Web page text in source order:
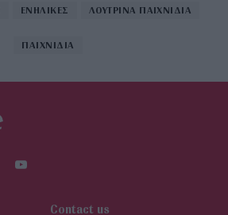
ΕΝΗΛΙΚΕΣ ΛΟΥΤΡΙΝΑ ΠΑΙΧΝΙΔΙΑ
ΠΑΙΧΝΙΔΙΑ
Contact us